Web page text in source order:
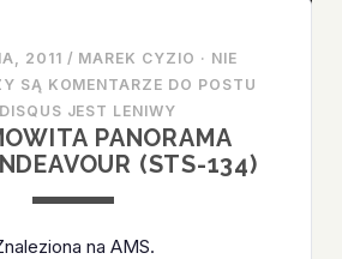
2011 / MAREK CYZIO · NIE
SĄ KOMENTARZE DO POSTU
JEST LENIWY
PANORAMA
(STS-134)
na AMS.